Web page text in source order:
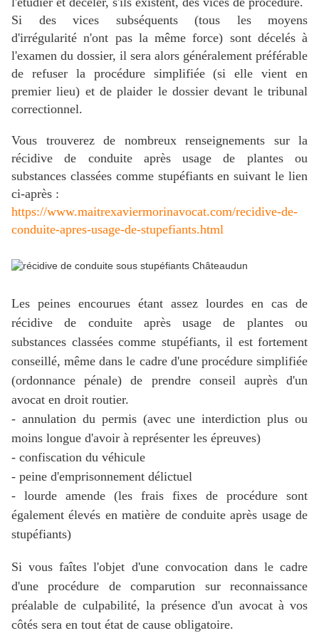
Si des vices subséquents (tous les moyens
d'irrégularité n'ont pas la même force) sont décelés à
l'examen du dossier, il sera alors généralement préférable
de refuser la procédure simplifiée (si elle vient en
premier lieu) et de plaider le dossier devant le tribunal
correctionnel.
Vous trouverez de nombreux renseignements sur la
récidive de conduite après usage de plantes ou
substances classées comme stupéfiants en suivant le lien
ci-après :
https://www.maitrexaviermorinavocat.com/recidive-de-
conduite-apres-usage-de-stupefiants.html
Les peines encourues étant assez lourdes en cas de
récidive de conduite après usage de plantes ou
substances classées comme stupéfiants, il est fortement
conseillé, même dans le cadre d'une procédure simplifiée
(ordonnance pénale) de prendre conseil auprès d'un
avocat en droit routier.
- annulation du permis (avec une interdiction plus ou
moins longue d'avoir à représenter les épreuves)
- confiscation du véhicule
- peine d'emprisonnement délictuel
- lourde amende (les frais fixes de procédure sont
également élevés en matière de conduite après usage de
stupéfiants)
Si vous faîtes l'objet d'une convocation dans le cadre
d'une procédure de comparution sur reconnaissance
préalable de culpabilité, la présence d'un avocat à vos
côtés sera en tout état de cause obligatoire.